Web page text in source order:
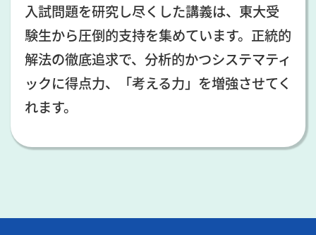
入試問題を研究し尽くした講義は、東大受
験生から圧倒的支持を集めています。正統的
解法の徹底追求で、分析的かつシステマティ
ックに得点力、「考える力」を増強させてく
れます。